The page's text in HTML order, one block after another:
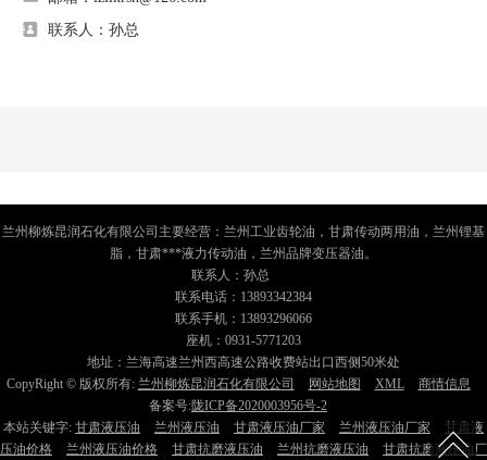
联系人：孙总
兰州柳炼昆润石化有限公司主要经营：兰州工业齿轮油，甘肃传动两用油，兰州锂基
脂，甘肃***液力传动油，兰州品牌变压器油。
联系人：孙总
联系电话：13893342384
联系手机：13893296066
座机：0931-5771203
地址：兰海高速兰州西高速公路收费站出口西侧50米处
CopyRight © 版权所有: 兰州柳炼昆润石化有限公司 网站地图 XML
商情信息
备案号:陇ICP备2020003956号-2
本站关键字: 甘肃液压油 兰州液压油 甘肃液压油厂家 兰州液压油厂家
甘肃液
压油价格
兰州液压油价格 甘肃抗磨液压油 兰州抗磨液压油 甘肃抗磨液压油厂